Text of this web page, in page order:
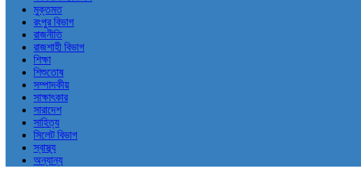
মুক্তমত
রংপুর বিভাগ
রাজনীতি
রাজশাহী বিভাগ
শিক্ষা
শিশুতোষ
সম্পাদকীয়
সাক্ষাৎকার
সারাদেশ
সাহিত্য
সিলেট বিভাগ
স্বাস্থ্য
অন্যান্য